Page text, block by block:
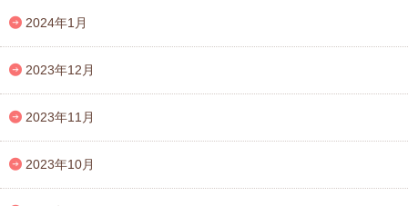
2024年1月
2023年12月
2023年11月
2023年10月